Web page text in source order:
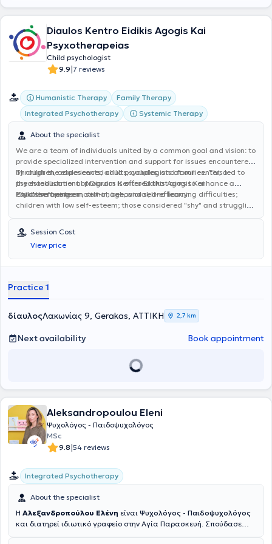
Diaulos Kentro Eidikis Agogis Kai
Psyxotherapeias
Child psychologist
9.9|7 reviews
Humanistic Therapy
Family Therapy
Integrated Psychotherapy
Systemic Therapy
About the specialist
We are a team of individuals united by a common goal and vision: to
provide specialized intervention and support for issues encountered
by children, adolescents, adults, couples, and families. This led to
the establishment of Diaulos Kentro Eidikis Agogis Kai
Psyxotherapeias.
Through the experienced child psychologists at our center, a
psychoeducational program is offered that aims to enhance a
child's self-esteem, self-image, and self-efficacy.
Children facing emotional, behavioral, and learning difficulties;
children with low self-esteem; those considered "shy" and struggling
adolescents diagnosed with specific learning and/or
communication difficulties, developmental disorders; those
experiencing family adversities (such as divorce, illness, loss); and,
more generally, children who have difficulty recognizing, expressing,
Session Cost
View price
Practice 1
δίαυλοςΛακωνίας 9, Gerakas, ΑΤΤΙΚΗ 2,7 km
Next availability Book appointment
Aleksandropoulou Eleni
Ψυχολόγος - Παιδοψυχολόγος
MSc
9.8|54 reviews
Integrated Psychotherapy
About the specialist
Η Αλεξανδροπούλου Ελένη είναι Ψυχολόγος - Παιδοψυχολόγος
και διατηρεί ιδιωτικό γραφείο στην Αγία Παρασκευή. Σπούδασε